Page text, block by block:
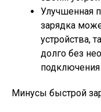
Улучшенная
зарядка
устройства,
долго без
подключения
Минусы быстрой